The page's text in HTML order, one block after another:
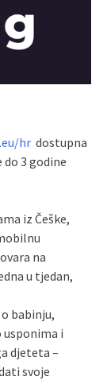
hr dostupna
3 godine
iz Češke,
na
u tjedan,
babinju,
usponima i
djeteta –
svoje